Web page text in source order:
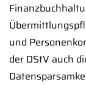
und
der DStV auch